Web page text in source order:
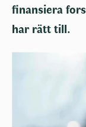
finansiera
har rätt till.